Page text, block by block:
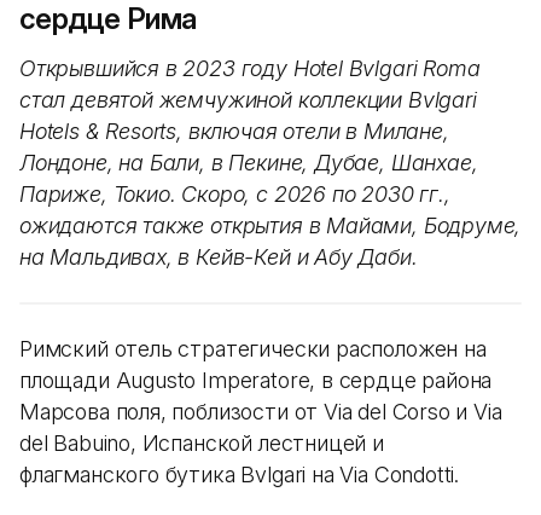
сердце Рима
Открывшийся в 2023 году Hotel Bvlgari Roma
стал девятой жемчужиной коллекции Bvlgari
Hotels & Resorts, включая отели в Милане,
Лондоне, на Бали, в Пекине, Дубае, Шанхае,
Париже, Токио. Скоро, с 2026 по 2030 гг.,
ожидаются также открытия в Майами, Бодруме,
на Мальдивах, в Кейв-Кей и Абу Даби.
Римский отель стратегически расположен на
площади Augusto Imperatore, в сердце района
Марсова поля, поблизости от Via del Corso и Via
del Babuino, Испанской лестницей и
флагманского бутика Bvlgari на Via Condotti.